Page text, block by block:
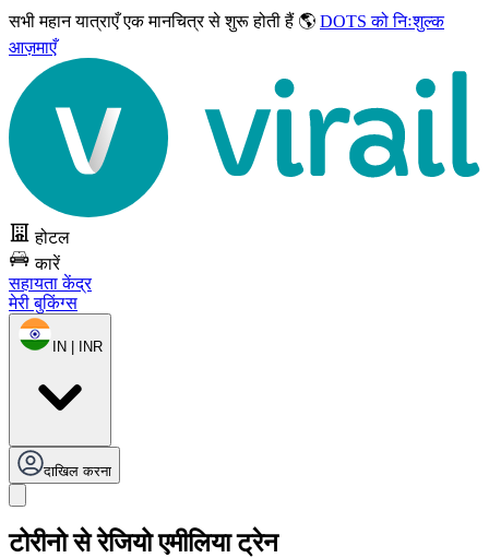
सभी महान यात्राएँएक मानचित्र से शुरू होती हैं 🌎 DOTS को निःशुल्क
आज़माएँ
होटल
कारें
सहायता केंद्र
मेरी बुकिंग्स
IN | INR
दाखिल करना
टोरीनो से रेजियो एमीलिया ट्रेन